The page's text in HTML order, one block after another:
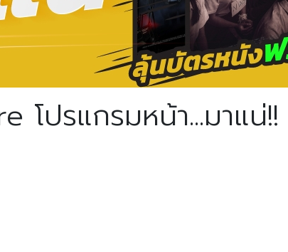
ปรแกรมหน้า...มาแน่!!